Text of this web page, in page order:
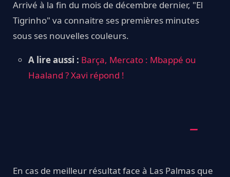
Arrivé à la fin du mois de décembre dernier, "El
Tigrinho" va connaitre ses premières minutes
sous ses nouvelles couleurs.
A lire aussi : Barça, Mercato : Mbappé ou
Haaland ? Xavi répond !
En cas de meilleur résultat face à Las Palmas que